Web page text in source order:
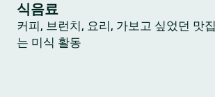
식음료
커피, 브런치, 요리, 가보고 싶었던 맛
는 미식 활동